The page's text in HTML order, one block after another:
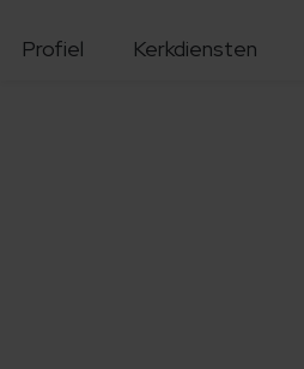
Profiel Kerkdiensten